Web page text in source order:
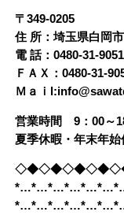
〒349-0205
住 所：埼玉県白岡
電 話：0480-31-9051
ＦＡＸ：0480-31-
Ｍａｉ
営業時間 9：00～
夏季休暇・年末年始